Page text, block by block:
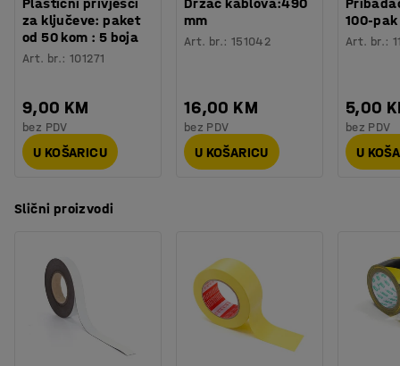
za ključeve: paket
od 50 kom : 5 boja
Art. br.:101271
9,00 KM
bez PDV
U KOŠARICU
mm
Art. br.: 151042
16,00 KM
bez PDV
U KOŠARICU
100-pak
Art. br.:
5,00
bez PDV
U
Slični proizvodi